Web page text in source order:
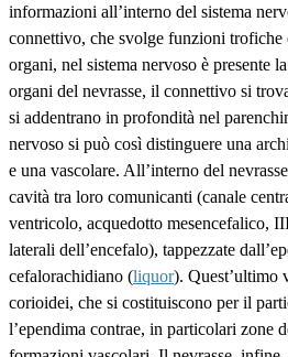
informazioni all’interno del sistema
connettivo, che svolge funzioni trofiche
organi, nel sistema nervoso è presente
organi del nevrasse, il connettivo si
si addentrano in profondità nel
nervoso si può così distinguere una
e una vascolare. All’interno del
cavità tra loro comunicanti (canale
ventricolo, acquedotto mesencefalico,
laterali dell’encefalo), tappezzate
cefalorachidiano (liquor). Quest’ultimo
corioidei, che si costituiscono per il
l’ependima contrae, in particolari zone